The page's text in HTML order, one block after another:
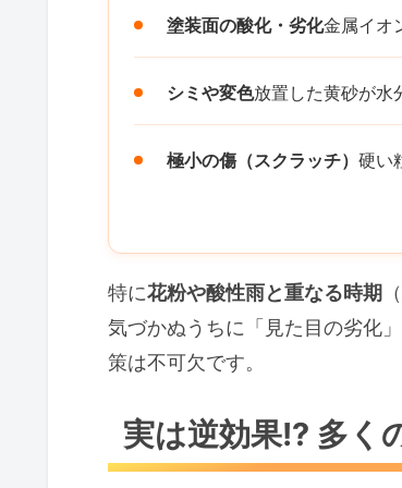
塗装面の酸化・劣化金属イオ
シミや変色放置した黄砂が水
極小の傷（スクラッチ）硬い
特に花粉や酸性雨と重なる時期
気づかぬうちに「見た目の劣化
策は不可欠です。
実は逆効果!? 多く